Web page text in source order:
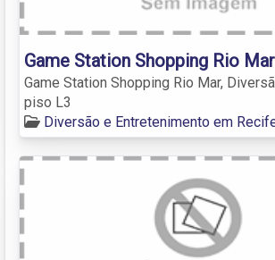
Game Station Shopping Rio Mar
Game Station Shopping Rio Mar,
piso L3
Diversão e Entretenimento em